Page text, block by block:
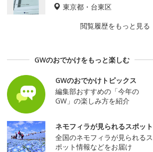
東京都・台東区
閲覧履歴をもっと見る
GWのおでかけをもっと楽しむ
GWのおでかけトピックス
編集部おすすめの「今年の
GW」の楽しみ方を紹介
ネモフィラが見られるスポット
全国のネモフィラが見られるス
ポット情報などをお届け